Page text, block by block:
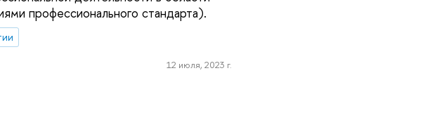
профессионального стандарта).
12 июля, 2023 г.